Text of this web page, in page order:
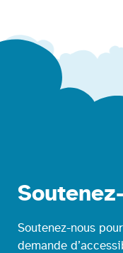
Soutenez-nous
demande